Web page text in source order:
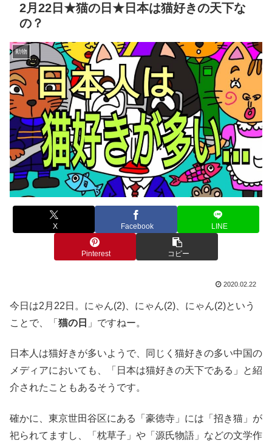
2月22日★猫の日★日本は猫好きの天下な
の？
動物
X Facebook LINE
Pinterest コピー
2020.02.22
今日は2月22日。にゃん(2)、にゃん(2)、にゃん(2)という
ことで、「 猫の日 」ですねー。
日本人は猫好きが多いようで、同じく猫好きの多い中国の
メディアにおいても、「日本は猫好きの天下である」と紹
介されたこともあるそうです。
確かに、東京世田谷区にある「豪徳寺」には「招き猫」が
祀られてますし、「枕草子」や「源氏物語」などの文学作